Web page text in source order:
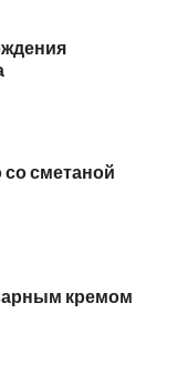
со сметаной
кремом